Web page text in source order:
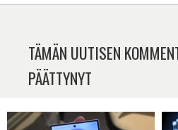
TÄMÄN UUTISEN
PÄÄTTYNYT